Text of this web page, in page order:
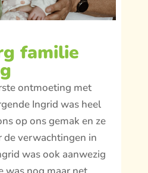
familie
ontmoeting met
Ingrid was heel
op ons gemak en ze
de verwachtingen in
was ook aanwezig